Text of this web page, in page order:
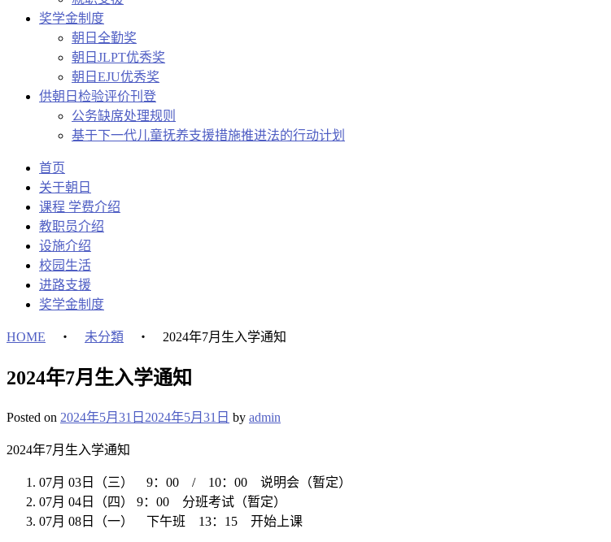
奖学金制度
朝日全勤奖
朝日JLPT优秀奖
朝日EJU优秀奖
供朝日检验评价刊登
公务缺席处理规则
基于下一代儿童抚养支援措施推进法的行动计划
首页
关于朝日
课程 学费介绍
教职员介绍
设施介绍
校园生活
进路支援
奖学金制度
HOME ・ 未分類 ・ 2024年7月生入学通知
2024年7月生入学通知
Posted on 2024年5月31日 2024年5月31日 by admin
2024年7月生入学通知
07月 03日（三） 9：00 / 10：00 说明会（暂定）
07月 04日（四） 9：00 分班考试（暂定）
07月 08日（一） 下午班 13：15 开始上课